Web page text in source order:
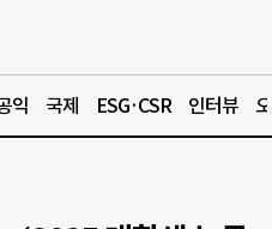
익 국제 ESG·CSR 인터뷰